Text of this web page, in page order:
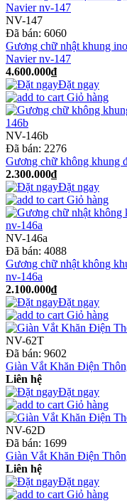
NV-147
Đã bán: 6060
Gương chữ nhật khung
Navier nv-147
4.600.000₫
Đặt ngay
Giỏ hàng
NV-146b
Đã bán: 2276
Gương chữ không khung
2.300.000₫
Đặt ngay
Giỏ hàng
NV-146a
Đã bán: 4088
Gương chữ nhật không
nv-146a
2.100.000₫
Đặt ngay
Giỏ hàng
NV-62T
Đã bán: 9602
Giàn Vắt Khăn Điện
Liên hệ
Đặt ngay
Giỏ hàng
NV-62D
Đã bán: 1699
Giàn Vắt Khăn Điện
Liên hệ
Đặt ngay
Giỏ hàng